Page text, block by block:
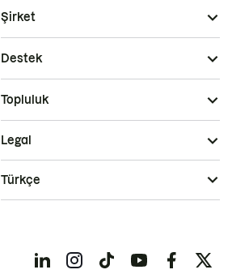
Şirket
Destek
Topluluk
Legal
Türkçe